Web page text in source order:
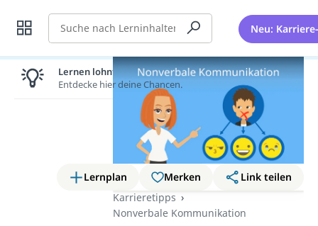
Suche Neu:
Lernplan Merken
Link teilen
Karrieretipps
Nonverbale Kommunikation
Lernen lohnt sich!
Entdecke hier deine Chancen.